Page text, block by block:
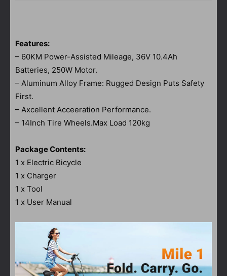
Features:
– 60KM Power-Assisted Mileage, 36V 10.4Ah
Batteries, 250W Motor.
– Aluminum Alloy Frame: Rugged Design Puts Safety
First.
– Axcellent Acceeration Performance.
– 14Inch Tire Wheels.Max Load 120kg
Package Contents:
1 x Electric Bicycle
1 x Charger
1 x Tool
1 x User Manual